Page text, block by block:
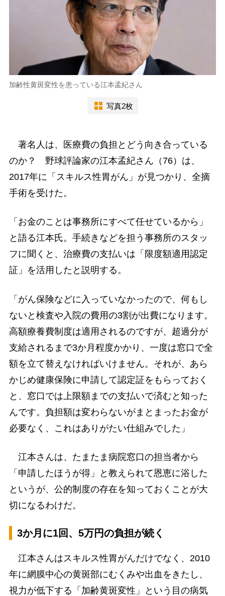
加齢性黄斑変性を患っている江本孟紀さん
写真2枚
著名人は、医療費の負担とどう向き合っている
のか？ 野球評論家の江本孟紀さん（76）は、
2017年に「スキルス性胃がん」が見つかり、全摘
手術を受けた。
「お金のことは事務所にすべて任せているから」
と語る江本氏。手続きなどを担う事務所のスタッ
フに聞くと、治療費の支払いは「限度額適用認定
証」を活用したと説明する。
「がん保険などに入っていなかったので、何もし
ないと検査や入院の費用の3割が出費になります。
高額療養費制度は適用されるのですが、超過分が
支給されるまで3か月程度かかり、一度は窓口で全
額を立て替えなければいけません。それが、あら
かじめ健康保険に申請して認定証をもらっておく
と、窓口では上限額までの支払いで済むと知った
んです。負担額は変わらないがまとまったお金が
必要なく、これはありがたい仕組みでした」
江本さんは、たまたま病院窓口の担当者から
「申請したほうが得」と教えられて恩恵に浴した
というが、公的制度の存在を知っておくことが大
切になるわけだ。
3か月に1回、5万円の負担が続く
江本さんはスキルス性胃がんだけでなく、2010
年に網膜中心の黄斑部にむくみや出血をきたし、
視力が低下する「加齢黄斑変性」という目の病気